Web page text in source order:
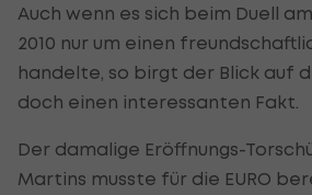
Auch wenn es sich beim Duell
2010 nur um einen
handelte, so birgt der Blick auf
doch einen interessanten Fakt.
Der damalige Eröffnungs-
Martins musste für die EURO